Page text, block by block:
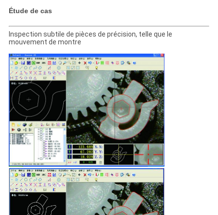
Étude de cas
Inspection subtile de pièces de précision, telle que le
mouvement de montre